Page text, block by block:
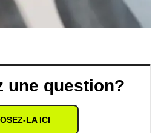
une question?
LA ICI